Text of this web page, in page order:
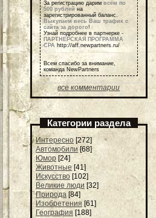
За регистрацию дарим всем по
500 рублей на
зарегистрированный баланс.
Выкупаем весь Ваш трафик с
сайта за дорого!
Узнай подробнее в партнерке -
ПАРТНЕРСКАЯ ПРОГРАММА
СРА http://aff.newpartners.ru/
Всем спасибо за внимание,
команда NewPartners
все комментарии
Категории раздела
Интересно [272]
Автомобили [68]
Юмор [24]
Животные [41]
Искусство [102]
Великие люди [32]
Природа [84]
Изобретения [61]
География [188]